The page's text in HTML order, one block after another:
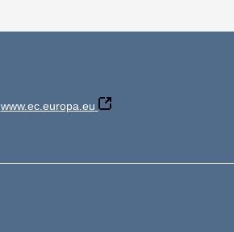
www.ec.europa.eu